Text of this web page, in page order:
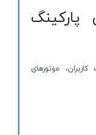
پارکینگ
موتورهای